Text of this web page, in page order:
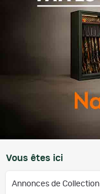
Vous êtes ici
Annonces de Collection